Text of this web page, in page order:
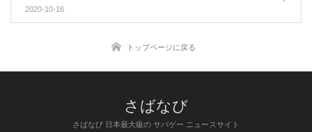
2020-10-16
トップページに戻る
さばなび 日本最大級の サバゲー ニュースサイト